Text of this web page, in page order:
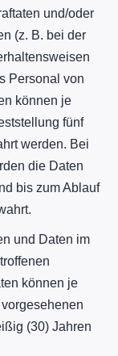
und/oder
(z. B. bei der
Personal von
können je
fünf
werden. Bei
die Daten
bis zum Ablauf
und Daten im
können je
(30) Jahren